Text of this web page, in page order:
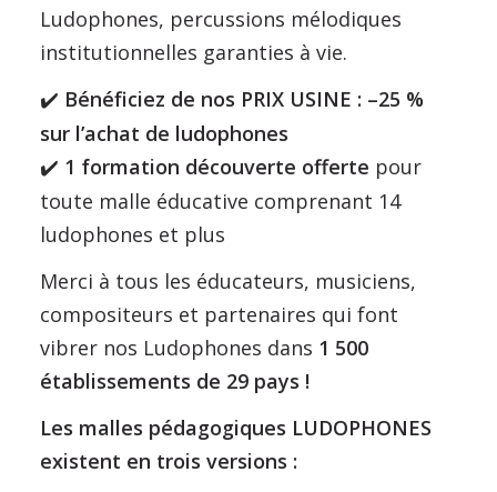
Ludophones, percussions mélodiques
institutionnelles garanties à vie.
✔ Bénéficiez de nos PRIX USINE : –25 %
sur l’achat de ludophones
✔ 1 formation découverte offerte pour
toute malle éducative comprenant 14
ludophones et plus
Merci à tous les éducateurs, musiciens,
compositeurs et partenaires qui font
vibrer nos Ludophones dans 1 500
établissements de 29 pays !
Les malles pédagogiques LUDOPHONES
existent en trois versions :